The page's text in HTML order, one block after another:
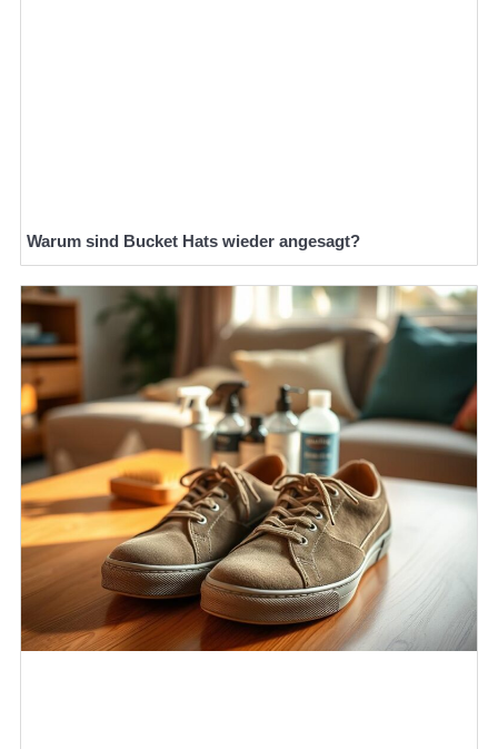
Warum sind Bucket Hats wieder angesagt?